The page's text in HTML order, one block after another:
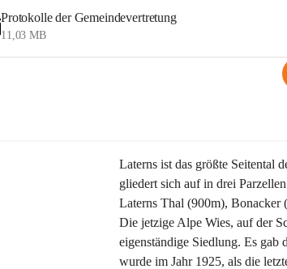
Protokolle der Gemeindevertretung
11,03 MB
Laterns ist das größte Seitental
gliedert sich auf in drei
Laterns Thal (900m), Bonacker
Die jetzige Alpe Wies, auf der
eigenständige Siedlung. Es gab
wurde im Jahr 1925, als die